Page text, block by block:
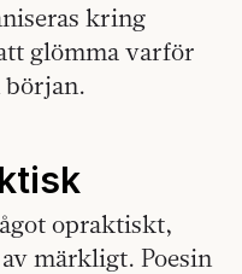
kring
glömma varför
början.
opraktiskt,
märkligt. Poesin